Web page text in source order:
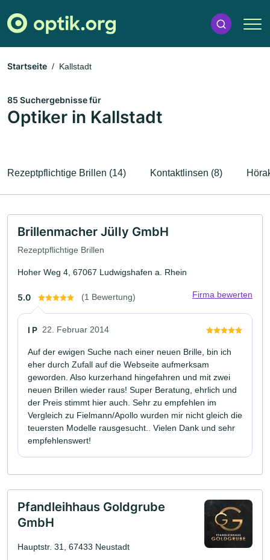
Startseite Kallstadt
85 Suchergebnisse für
Optiker in Kallstadt
Rezeptpflichtige Brillen (14) Kontaktlinsen (8)
Brillenmacher JüIIy GmbH
Rezeptpflichtige Brillen
Hoher Weg 4, 67067 Ludwigshafen a. Rhein
5.0 (1 Bewertung) Firma bewerten
I P 22. Februar 2014
Auf der ewigen Suche nach einer neuen Brille, bin ich
eher durch Zufall auf die Webseite aufmerksam
geworden. Also kurzerhand hingefahren und mit zwei
neuen Brillen wieder raus! Super Beratung, ehrlich und
der Preis stimmt hier auch. Sehr zu empfehlen im
Vergleich zu Fielmann/Apollo wurden mir nicht gleich die
teuersten Modelle rausgesucht.. Vielen Dank und sehr
empfehlenswert!
Pfandleihhaus Goldgrube
GmbH
Hauptstr. 31, 67433 Neustadt